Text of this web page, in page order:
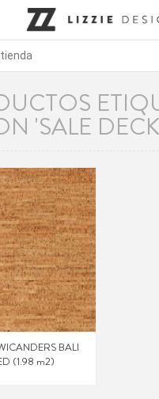
'SALE
BALI
(1.98 m2)